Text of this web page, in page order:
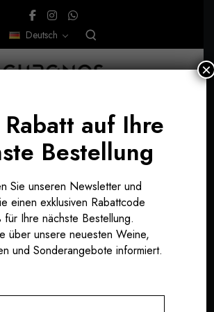
Deutsch
auf Ihre
Bestellung
Sie unseren Newsletter und
einen exklusiven Rabattcode
Ihre nächste Bestellung.
über unsere neuesten Weine,
und Sonderangebote informiert.
×